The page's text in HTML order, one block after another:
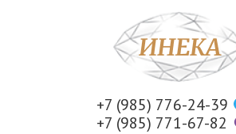
+7 (985) 776-24-39
+7 (985) 771-67-82